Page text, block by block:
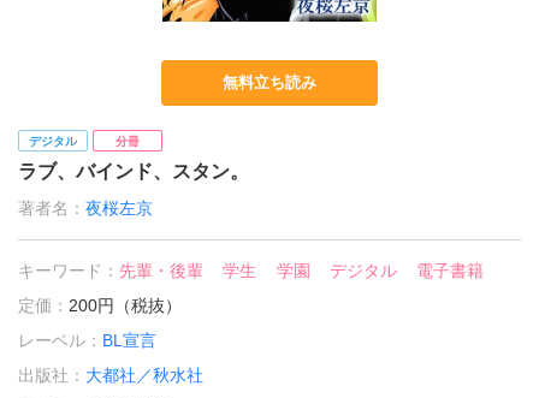
無料立ち読み
デジタル 分冊
ラブ、バインド、スタン。
著者名：夜桜左京
キーワード： 先輩・後輩 学生 学園 デジタル
電子書籍
定価： 200円（税抜）
レーベル： BL宣言
出版社： 大都社／秋水社